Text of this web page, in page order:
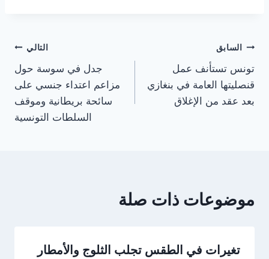
تصفّح
المقالات
السابق
تونس تستأنف عمل
قنصليتها العامة في بنغازي
بعد عقد من الإغلاق
التالي
جدل في سوسة حول
مزاعم اعتداء جنسي على
سائحة بريطانية وموقف
السلطات التونسية
موضوعات ذات صلة
تغيرات في الطقس تجلب الثلوج والأمطار